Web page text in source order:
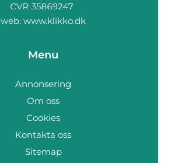
web: www.klikko.dk
Menu
Annonsering
Om oss
Cookies
Kontakta oss
Sitemap